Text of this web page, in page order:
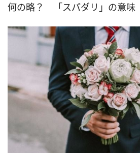
何の略？ 「スパダリ」の意味